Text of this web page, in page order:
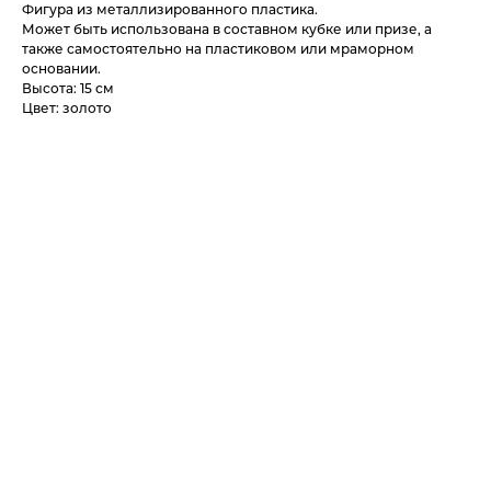
Фигура из металлизированного пластика.
Может быть использована в составном кубке или призе, а
также самостоятельно на пластиковом или мраморном
основании.
Высота: 15 см
Цвет: золото